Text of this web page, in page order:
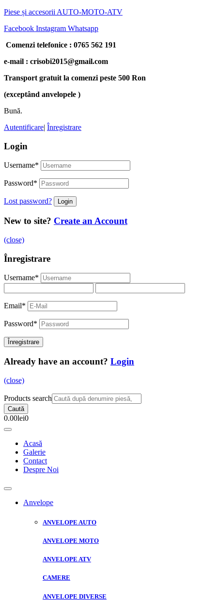
Piese și accesorii AUTO-MOTO-ATV
Facebook Instagram Whatsapp
Comenzi telefonice : 0765 562 191
e-mail : crisobi2015@gmail.com
Transport gratuit la comenzi peste 500 Ron
(exceptând anvelopele )
Bună.
Autentificare| Înregistrare
Login
Username*
Password*
Lost password?
New to site? Create an Account
(close)
Înregistrare
Username*
Email*
Password*
Already have an account? Login
(close)
Products search
Caută
0.00lei0
Acasă
Galerie
Contact
Despre Noi
Anvelope
ANVELOPE AUTO
ANVELOPE MOTO
ANVELOPE ATV
CAMERE
ANVELOPE DIVERSE